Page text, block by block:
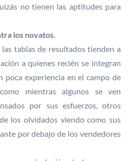
no tienen las aptitudes para
los novatos.
las tablas de resultados tienden a
a quienes recién se integran
poca experiencia en el campo de
mientras algunos se ven
por sus esfuerzos, otros
los olvidados viendo como sus
por debajo de los vendedores